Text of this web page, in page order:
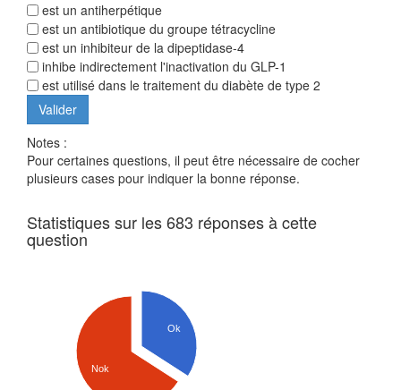
est un antiherpétique
est un antibiotique du groupe tétracycline
est un inhibiteur de la dipeptidase-4
inhibe indirectement l'inactivation du GLP-1
est utilisé dans le traitement du diabète de type 2
Notes :
Pour certaines questions, il peut être nécessaire de cocher
plusieurs cases pour indiquer la bonne réponse.
Statistiques sur les 683 réponses à cette
question
Ok
Nok